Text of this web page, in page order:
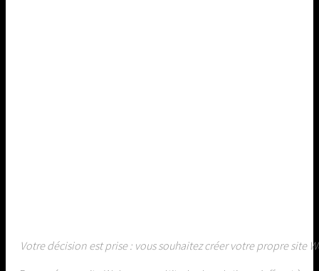
Votre décision est prise : vous souhaitez créer votre propre site